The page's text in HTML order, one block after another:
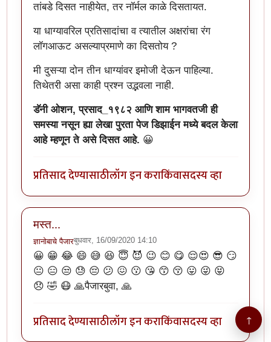
तांबडे दिसत नाहीयेत, तर नॉर्मल काळे दिसतायत.
या धाग्यावरिल प्रतिसादांचा व त्यातील अक्षरांचा रंग
लॉगआऊट असल्याप्रमाणे का दिसतोय ?
मी दुसऱ्या दोन तीन धाग्यांवर इमोजी देऊन पाहिल्या.
तिथेतरी असा काही प्रश्न उद्भवला नाही.
डॅनी ओशन, प्रसाद_१९८२ आणि शाम भागवतजी ही
समस्या नसून ह्या लेखा पुरता पेज डिझाईन मध्ये बदल केला
आहे म्हणून ते असे दिसत आहे. 😀
प्रतिसाद देण्यासाठीलॉग इन कराकिंवासदस्य व्हा
मस्त...
ज्ञानोबाचे पैजारबुधवार, 16/09/2020 14:10
😀 😁 😂 😄 😅 😆 😇 😈 😉 😊 😋 😌😍 😎 😏
😐 😑 😒 😓 😔 😕 😖 😗 😘 😙 😚 😛 😜 😝
😞 🤣 😷 🙏पैजारबुवा, 🙏
प्रतिसाद देण्यासाठीलॉग इन कराकिंवासदस्य व्हा ↑